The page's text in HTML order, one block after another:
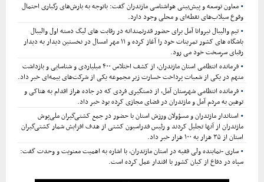
معاون توسعه و پیش‌بینی هواشناسی مازندران گفت: باتوجه به بارش‌های رگباری احتمال
وقوع سیلاب‌های نقطه‌ای و محلی وجود دارد.
تیم والیبال نیروانا آمل برای حضور قدرتمندانه در رقابت های لیگ دسته اول والیبال
باشگاه های کشور تمرینات خود را آغاز کرده و ۱۱ مهر امسال در نخستین دیدار به دیدار
رقبای سرسخت خود می رود.
فرمانده انتظامی استان مازندران، از کشف اختلاس ۴۰۰ میلیاردی و شناسایی و بازداشت
متهم در یکی از شعبات پرداخت خسارت زیر مجموعه یکی از شرکت‌های بیمه‌ای خبر داد.
فرمانده انتظامی شهرستان آمل، از دستگیری فردی که در جاده هراز اقدام به هتاکی و
توهین به مردم آمل و مازندران در فضای مجازی کرده بود خبر داد.
استاندار مازندران و مسؤولان ورزش استان با حضور در جمع کشتی‌گیران ملی‌پوش
مازندران از آنها تجلیل کردند و رئیس فدراسیون کشتی از هدف افزایش شمار کشتی‌گیران
استان از ۳۵ هزار به ۱۰۰ هزار خبر داد.
ساری -نماینده ولی فقیه در استان مازندران، با اشاره به اهمیت معنویت و وحدت گفت:
سپاه در دفاع از کیان کشور با اقتدار عمل کرده است.